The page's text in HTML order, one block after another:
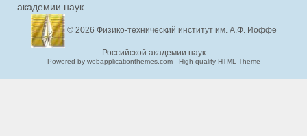
академии наук
© 2026 Физико-технический институт им. А.Ф. Иоффе
Российской академии наук
Powered by webapplicationthemes.com - High quality HTML Theme